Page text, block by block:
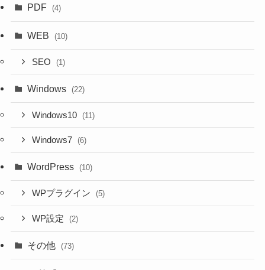
PDF (4)
WEB (10)
SEO (1)
Windows (22)
Windows10 (11)
Windows7 (6)
WordPress (10)
WPプラグイン (5)
WP設定 (2)
その他 (73)